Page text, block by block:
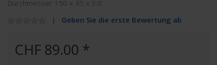
Durchmesser 150 x 45 x 3.0
Geben Sie die erste Bewertung ab
CHF 89.00 *